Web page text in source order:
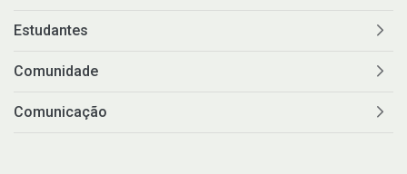
Estudantes
Comunidade
Comunicação